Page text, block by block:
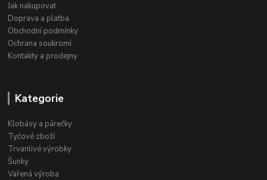
Jak nakupovat
Doprava a platba
Obchodní podmínky
Ochrana soukromí
Kontakty a prodejny
Kategorie
Klobásy a párečky
Tyčové zboží
Trvanlivé výrobky
Šunky
Vařená výroba